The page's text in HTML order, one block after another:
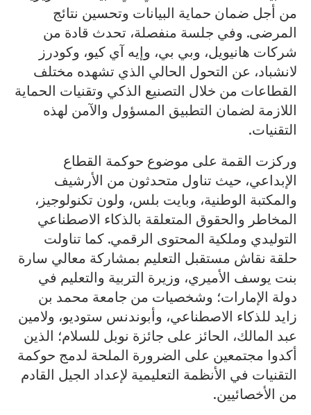
من أجل ضمان حماية البيانات وتحسين نتائج
المرضى. وفي جلسة منفصلة، تحدث قادة من
شركات هانيويل، وبي بي، وإيه آي كيو، وكودرز
لانشباد، عن التحول الحالي الذي تشهده مختلف
القطاعات من خلال التصنيع الذكي وتقنيات الحماية
اللازمة لضمان التطبيق المسؤول والآمن لهذه
التقنيات.
وركزت القمة على موضوع حوكمة القطاع
الإبداعي، حيث تناول متحدثون من الأرشيف
والمكتبة الوطنية، وبايت بلس، ولون تكنولوجيز،
المخاطر والحقوق المتعلقة بالذكاء الاصطناعي
التوليدي وملكية المحتوى الرقمي. كما تناولت
حلقة نقاش مستقبل التعليم بمشاركة معالي سارة
بنت يوسف الأميري، وزيرة التربية والتعليم في
دولة الإمارات؛ وشخصيات من جامعة محمد بن
زايد للذكاء الاصطناعي، وأبوندنس ستوديو، ولامين
عبد المالك، الحائز على جائزة نوبل للسلام؛ الذين
أكدوا مجتمعين على الضرورة الملحة لدمج حوكمة
التقنيات في الأنظمة التعليمية لإعداد الجيل القادم
من الأخصائيين.